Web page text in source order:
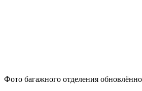
Фото багажного отделения